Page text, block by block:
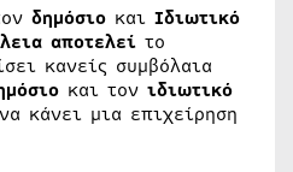
δημόσιο και Ιδιωτικό
αποτελεί το
κανείς συμβόλαια
και τον ιδιωτικό
κάνει μια επιχείρηση